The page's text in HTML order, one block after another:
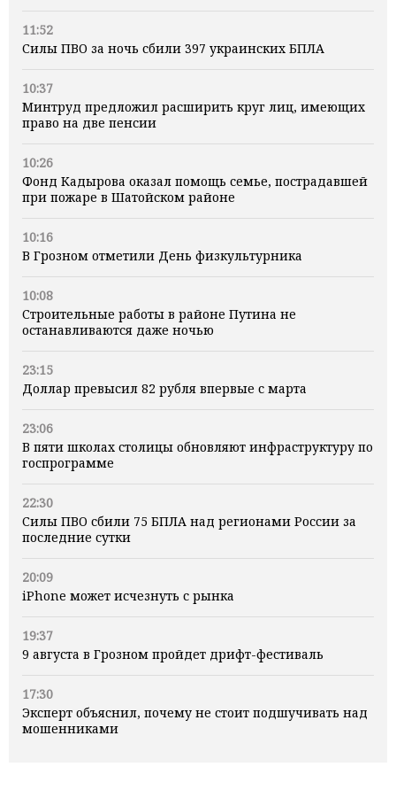
11:52
Силы ПВО за ночь сбили 397 украинских БПЛА
10:37
Минтруд предложил расширить круг лиц, имеющих
право на две пенсии
10:26
Фонд Кадырова оказал помощь семье, пострадавшей
при пожаре в Шатойском районе
10:16
В Грозном отметили День физкультурника
10:08
Строительные работы в районе Путина не
останавливаются даже ночью
23:15
Доллар превысил 82 рубля впервые с марта
23:06
В пяти школах столицы обновляют инфраструктуру по
госпрограмме
22:30
Силы ПВО сбили 75 БПЛА над регионами России за
последние сутки
20:09
iPhone может исчезнуть с рынка
19:37
9 августа в Грозном пройдет дрифт-фестиваль
17:30
Эксперт объяснил, почему не стоит подшучивать над
мошенниками